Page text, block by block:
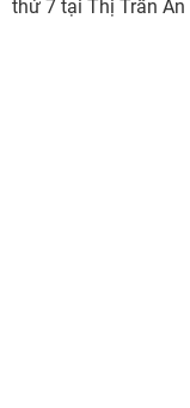
thứ 7 tại Thị Trấn Ân